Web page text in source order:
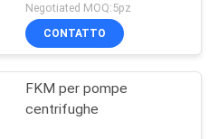
della
con materiale
SIC/SIC/HNBR/C-TC-
HNBR
Negotiated MOQ:5pz
CONTATTO
FKM per pompe
centrifughe